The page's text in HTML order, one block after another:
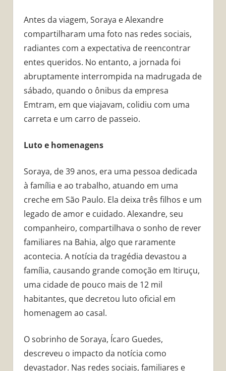
Antes da viagem, Soraya e Alexandre
compartilharam uma foto nas redes sociais,
radiantes com a expectativa de reencontrar
entes queridos. No entanto, a jornada foi
abruptamente interrompida na madrugada de
sábado, quando o ônibus da empresa
Emtram, em que viajavam, colidiu com uma
carreta e um carro de passeio.
Luto e homenagens
Soraya, de 39 anos, era uma pessoa dedicada
à família e ao trabalho, atuando em uma
creche em São Paulo. Ela deixa três filhos e um
legado de amor e cuidado. Alexandre, seu
companheiro, compartilhava o sonho de rever
familiares na Bahia, algo que raramente
acontecia. A notícia da tragédia devastou a
família, causando grande comoção em Itiruçu,
uma cidade de pouco mais de 12 mil
habitantes, que decretou luto oficial em
homenagem ao casal.
O sobrinho de Soraya, Ícaro Guedes,
descreveu o impacto da notícia como
devastador. Nas redes sociais, familiares e